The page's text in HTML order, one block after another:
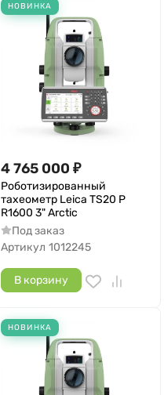
НОВИНКА
4 765 000 ₽
Роботизированный
тахеометр Leica TS20 P
R1600 3" Arctic
Под заказ
Артикул 1012245
В корзину
НОВИНКА